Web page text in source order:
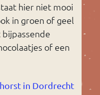
hier niet mooi
in groen of geel
of een
in Dordrecht